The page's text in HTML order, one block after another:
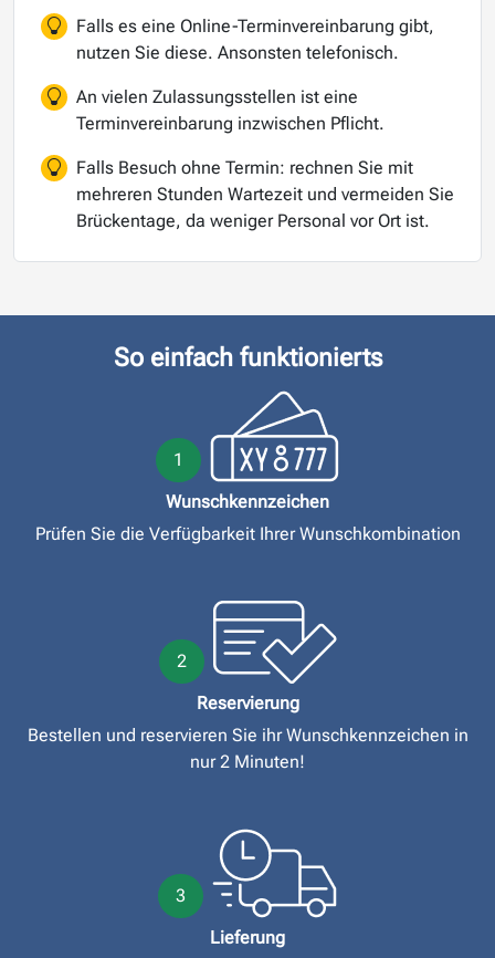
Falls es eine Online-Terminvereinbarung gibt,
nutzen Sie diese. Ansonsten telefonisch.
An vielen Zulassungsstellen ist eine
Terminvereinbarung inzwischen Pflicht.
Falls Besuch ohne Termin: rechnen Sie mit
mehreren Stunden Wartezeit und vermeiden Sie
Brückentage, da weniger Personal vor Ort ist.
So einfach funktionierts
1
Wunschkennzeichen
Prüfen Sie die Verfügbarkeit Ihrer Wunschkombination
2
Reservierung
Bestellen und reservieren Sie ihr Wunschkennzeichen in
nur 2 Minuten!
3
Lieferung